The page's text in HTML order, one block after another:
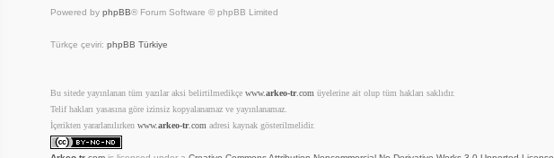
Powered by phpBB® Forum Software © phpBB Limited
Türkçe çeviri: phpBB Türkiye
Bu sitede yayınlanan tüm yazılar aksi belirtilmedikçe www.arkeo-tr.com üyelerine ait olup tüm hakları saklıdır.
Telif hakları yasasına göre izinsiz kopyalanamaz ve yayınlanamaz.
İçerikten yararlanılırken www.arkeo-tr.com adresi kaynak gösterilmelidir.